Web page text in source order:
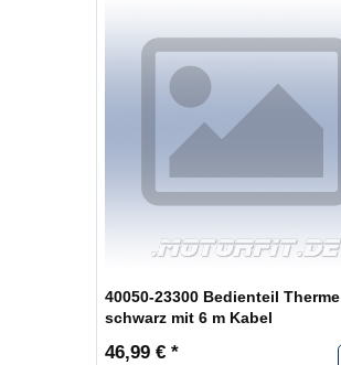
40050-23300 Bedienteil Therme
schwarz mit 6 m Kabel
46,99 € *